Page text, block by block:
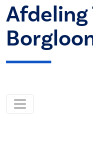
Afdeling